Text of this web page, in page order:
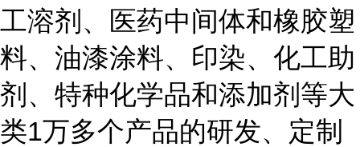
工溶剂、医药中间体和橡胶塑
料、油漆涂料、印染、化工助
剂、特种化学品和添加剂等大
类1万多个产品的研发、定制